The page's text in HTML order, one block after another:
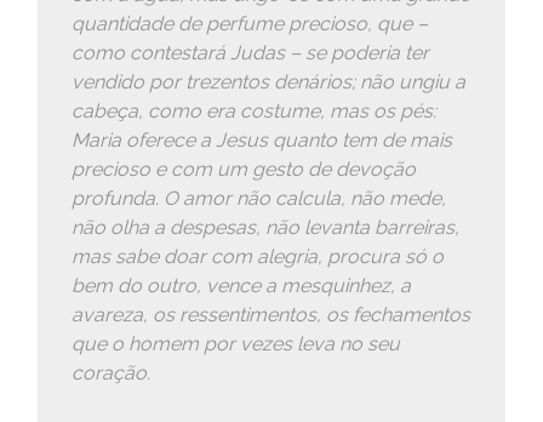
quantidade de perfume precioso, que –
como contestará Judas – se poderia ter
vendido por trezentos denários; não ungiu a
cabeça, como era costume, mas os pés:
Maria oferece a Jesus quanto tem de mais
precioso e com um gesto de devoção
profunda. O amor não calcula, não mede,
não olha a despesas, não levanta barreiras,
mas sabe doar com alegria, procura só o
bem do outro, vence a mesquinhez, a
avareza, os ressentimentos, os fechamentos
que o homem por vezes leva no seu
coração.